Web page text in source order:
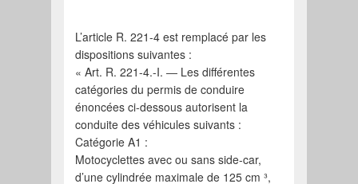
L’article R. 221-4 est remplacé par les
dispositions suivantes :
« Art. R. 221-4.-I. ― Les différentes
catégories du permis de conduire
énoncées ci-dessous autorisent la
conduite des véhicules suivants :
Catégorie A1 :
Motocyclettes avec ou sans side-car,
d’une cylindrée maximale de 125 cm ³,